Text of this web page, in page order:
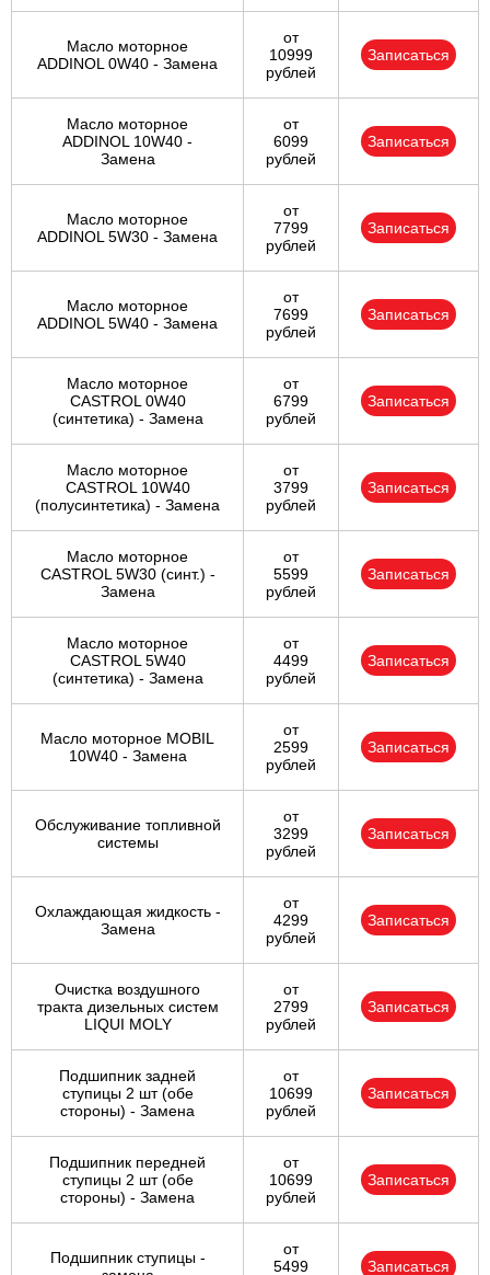
Масло моторное
ADDINOL 0W40 - Замена
от
10999
рублей
Записаться
Масло моторное
ADDINOL 10W40 -
Замена
от
6099
рублей
Записаться
Масло моторное
ADDINOL 5W30 - Замена
от
7799
рублей
Записаться
Масло моторное
ADDINOL 5W40 - Замена
от
7699
рублей
Записаться
Масло моторное
CASTROL 0W40
(синтетика) - Замена
от
6799
рублей
Записаться
Масло моторное
CASTROL 10W40
(полусинтетика) - Замена
от
3799
рублей
Записаться
Масло моторное
CASTROL 5W30 (синт.) -
Замена
от
5599
рублей
Записаться
Масло моторное
CASTROL 5W40
(синтетика) - Замена
от
4499
рублей
Записаться
Масло моторное MOBIL
10W40 - Замена
от
2599
рублей
Записаться
Обслуживание топливной
системы
от
3299
рублей
Записаться
Охлаждающая жидкость -
Замена
от
4299
рублей
Записаться
Очистка воздушного
тракта дизельных систем
LIQUI MOLY
от
2799
рублей
Записаться
Подшипник задней
ступицы 2 шт (обе
стороны) - Замена
от
10699
рублей
Записаться
Подшипник передней
ступицы 2 шт (обе
стороны) - Замена
от
10699
рублей
Записаться
Подшипник ступицы -
от
5499
Записаться